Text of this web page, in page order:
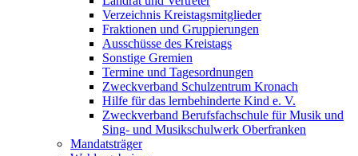
Verzeichnis Kreistagsmitglieder
Fraktionen und Gruppierungen
Ausschüsse des Kreistags
Sonstige Gremien
Termine und Tagesordnungen
Zweckverband Schulzentrum Kronach
Hilfe für das lernbehinderte Kind e. V.
Zweckverband Berufsfachschule für Musik und
Sing- und Musikschulwerk Oberfranken
Mandatsträger